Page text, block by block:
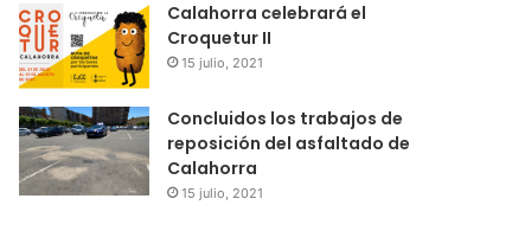
Calahorra celebrará el
Croquetur II
15 julio, 2021
Concluidos los trabajos de
reposición del asfaltado de
Calahorra
15 julio, 2021